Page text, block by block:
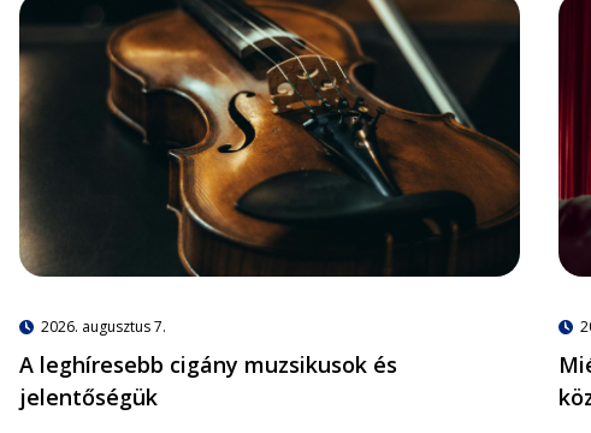
2026. augusztus 7.
A leghíresebb cigány muzsikusok és
jelentőségük